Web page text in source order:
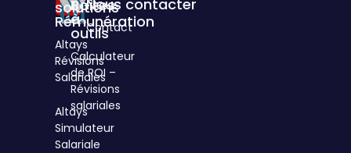
solutions
Rémunération
Altays
Révisions
Salariales
Altays
Simulateur
Salariale
Boîtes
à
outils
Calculateur
de ROI –
Révisions
salariales
Nous contacter
Contact